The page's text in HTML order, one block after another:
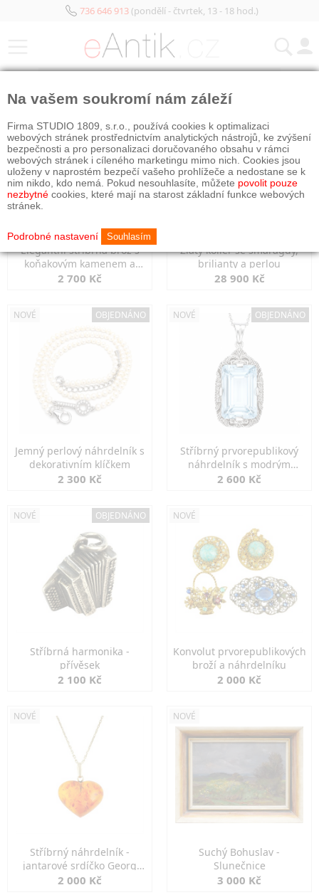
736 646 913(pondělí - čtvrtek, 13 - 18 hod.)
Elegantní stříbrná brož s
koňakovým kamenem a
markazity
2 700 Kč
Zlatý kolier se smaragdy,
brilianty a perlou
28 900 Kč
NOVÉ OBJEDNÁNO
Jemný perlový náhrdelník s
dekorativním klíčkem
2 300 Kč
NOVÉ OBJEDNÁNO
Stříbrný prvorepublikový
náhrdelník s modrým
spinelem
2 600 Kč
NOVÉ OBJEDNÁNO
Stříbrná harmonika -
přívěsek
2 100 Kč
NOVÉ
Konvolut prvorepublikových
broží a náhrdelníku
2 000 Kč
NOVÉ
Stříbrný náhrdelník -
jantarové srdíčko Georg
Kramer
2 000 Kč
NOVÉ
Suchý Bohuslav -
Slunečnice
3 000 Kč
Na vašem soukromí nám záleží
Firma STUDIO 1809, s.r.o., používá cookies k optimalizaci
webových stránek prostřednictvím analytických nástrojů, ke zvýšení
bezpečnosti a pro personalizaci doručovaného obsahu v rámci
webových stránek i cíleného marketingu mimo nich. Cookies jsou
uloženy v naprostém bezpečí vašeho prohlížeče a nedostane se k
nim nikdo, kdo nemá. Pokud nesouhlasíte, můžete povolit pouze
nezbytné cookies, které mají na starost základní funkce webových
stránek.
Podrobné nastavení Souhlasím